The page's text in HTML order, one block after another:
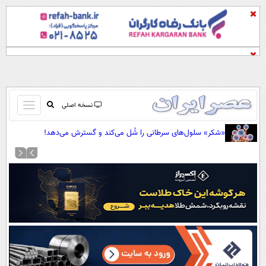
نسخه اصلی
باز
و
کردن
صفحه اول
آرشیو
نظرسنجی
آب و هوا
اوقات شرعی
سواد زندگی
«شکر» سلول‌های سرطانی را شُل می‌کند و گسترش می‌دهد!